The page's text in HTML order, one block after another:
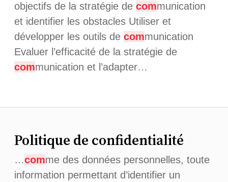
objectifs de la stratégie de communication
et identifier les obstacles Utiliser et
développer les outils de communication
Evaluer l’efficacité de la stratégie de
communication et l’adapter…
Politique de confidentialité
…comme des données personnelles, toute
information permettant d’identifier un